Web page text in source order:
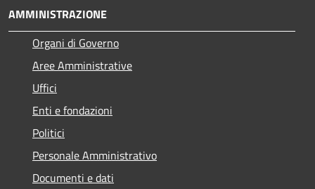
AMMINISTRAZIONE
Organi di Governo
Aree Amministrative
Uffici
Enti e fondazioni
Politici
Personale Amministrativo
Documenti e dati